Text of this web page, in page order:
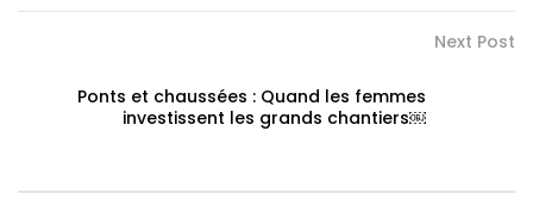
Next Post
Ponts et chaussées : Quand les femmes
investissent les grands chantiers￼